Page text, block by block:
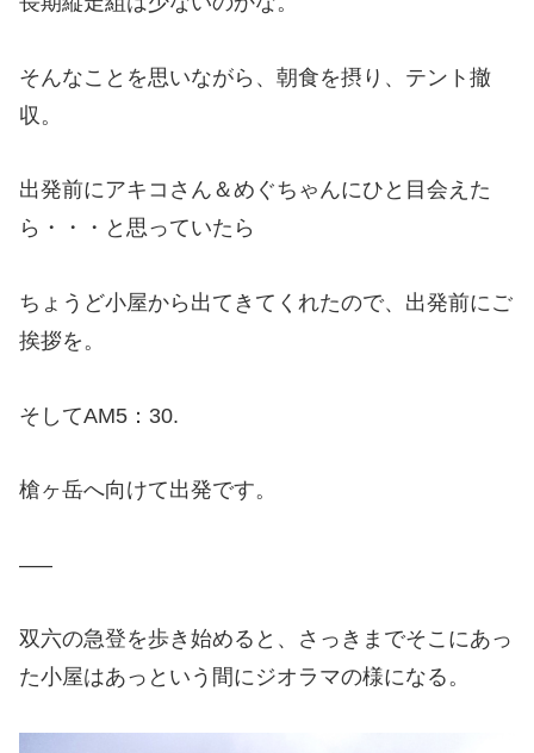
そんなことを思いながら、朝食を摂り、テント撤
収。
出発前にアキコさん＆めぐちゃんにひと目会えた
ら・・・と思っていたら
ちょうど小屋から出てきてくれたので、出発前にご
挨拶を。
そしてAM5：30.
槍ヶ岳へ向けて出発です。
—–
双六の急登を歩き始めると、さっきまでそこにあっ
た小屋はあっという間にジオラマの様になる。